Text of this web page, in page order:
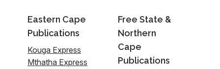
Eastern Cape
Publications
Kouga Express
Mthatha Express
Free State &
Northern
Cape
Publications